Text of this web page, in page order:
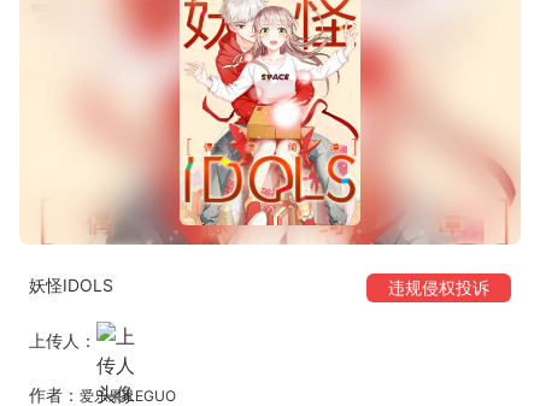
妖怪IDOLS 违规侵权投诉
上传人：
作者： 爱乐果iLEGUO